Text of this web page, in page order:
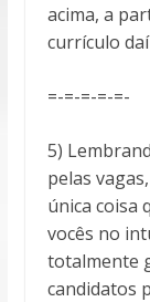
acima, a
currículo
=-=-=-=-=-
5)
pelas
única coisa
vocês no
totalmente
candidatos